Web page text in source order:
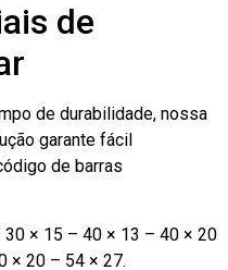
de
de durabilidade, nossa
garante fácil
de barras
× 15 – 40 × 13 – 40 × 20
× 20 – 54 × 27.